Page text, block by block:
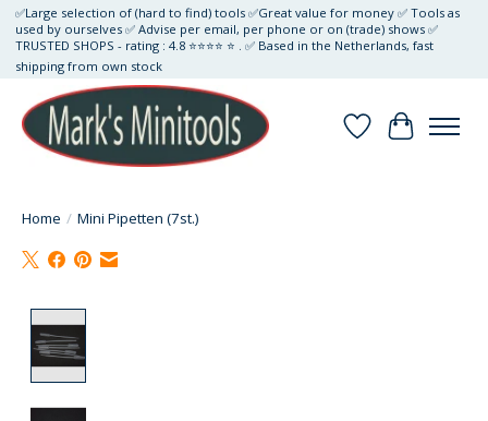
✅Large selection of (hard to find) tools ✅Great value for money ✅ Tools as
used by ourselves ✅ Advise per email, per phone or on (trade) shows ✅
TRUSTED SHOPS - rating : 4.8 ⭐⭐⭐⭐ ⭐ . ✅ Based in the Netherlands, fast
shipping from own stock
Verlanglijst
Home / Mini Pipetten (7st.)